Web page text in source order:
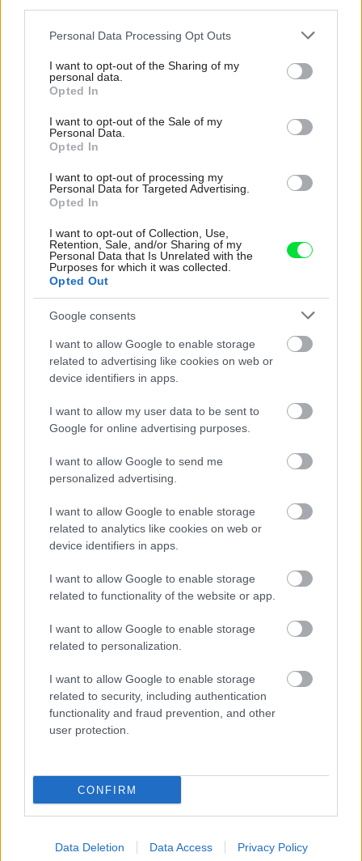
Please note that this website/app uses one or more Google
not limited to your visit or usage behaviour. You may click to
grant or deny consent to Google and its third-party tags to
use your data for below specified purposes in below Google
consent section.
Personal Data Processing Opt Outs
I want to opt-out of the Sharing of my
personal data.
Opted In
I want to opt-out of the Sale of my
Personal Data.
Opted In
I want to opt-out of processing my
Personal Data for Targeted Advertising.
Opted In
I want to opt-out of Collection, Use,
Retention, Sale, and/or Sharing of my
Personal Data that Is Unrelated with the
Purposes for which it was collected.
Opted Out
Google consents
I want to allow Google to enable storage
related to advertising like cookies on web or
device identifiers in apps.
I want to allow my user data to be sent to
Google for online advertising purposes.
I want to allow Google to send me
personalized advertising.
I want to allow Google to enable storage
related to analytics like cookies on web or
device identifiers in apps.
I want to allow Google to enable storage
related to functionality of the website or app.
I want to allow Google to enable storage
related to personalization.
I want to allow Google to enable storage
related to security, including authentication
functionality and fraud prevention, and other
user protection.
CONFIRM
Data Deletion Data Access Privacy Policy
Najčítanejšie Za týždeň Za mesiac
Deti odrástli, rodičia majú bývanie presne podľa
seba. V novom dome je všetko pre ich život i
návštevy vnúčat
Žije pri lese, chová sliepky a uspáva ju rieka.
Miestni remeselníci vytvorili bývanie, ktoré vyzerá
ako malý raj
K bytu ladili aj škáry v obklade. Majitelia zbúrali
stereotyp, bývanie vyzerá ako z filmov svojského
režiséra
Pridajte túto surovinu do prania, obliečky budú
hladšie a pevnejšie. Starý trik z hotelov poznali už
naše babičky
Na šírku má len 5 metrov a ľahko ho prehliadnete.
perfektný relax
Inšpirácie
obývacia izba, keramika,čierna
Najnovšie príspevky